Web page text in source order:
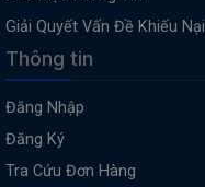
Giải Quyết Vấn Đề Khiếu Nại
Thông tin
Đăng Nhập
Đăng Ký
Tra Cứu Đơn Hàng